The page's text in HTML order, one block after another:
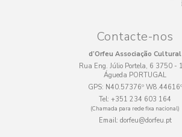
Contacte-nos
d’Orfeu Associação Cultural
Rua Eng. Júlio Portela, 6 3750 -
Águeda PORTUGAL
GPS: N40.57376º W8.44616º
Tel: +351 234 603 164
(Chamada para rede fixa nacional)
Email: dorfeu@dorfeu.pt